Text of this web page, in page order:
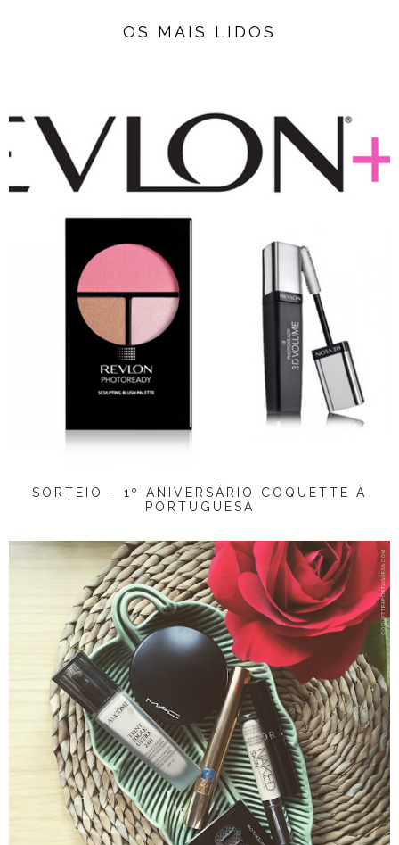
OS MAIS LIDOS
SORTEIO - 1º ANIVERSÁRIO COQUETTE À
PORTUGUESA